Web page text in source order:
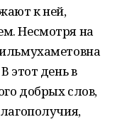
к ней,
Несмотря на
этот день в
добрых слов,